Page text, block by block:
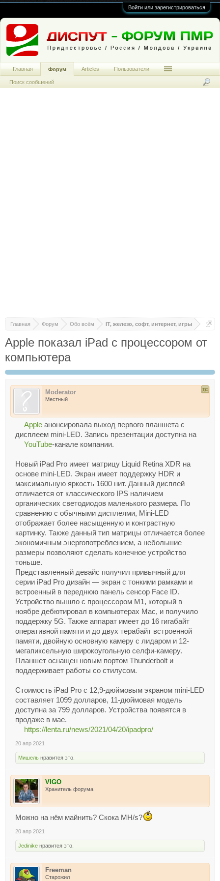
Войти или зарегистрироваться
Главная Форум Обо всём IT, железо, софт, интернет, игры
Apple показал iPad с процессором от
компьютера
Moderator
Местный
Apple анонсировала выход первого планшета с
дисплеем mini-LED. Запись презентации доступна на
YouTube-канале компании.
Новый iPad Pro имеет матрицу Liquid Retina XDR на
основе mini-LED. Экран имеет поддержку HDR и
максимальную яркость 1600 нит. Данный дисплей
отличается от классического IPS наличием
органических светодиодов маленького размера. По
сравнению с обычными дисплеями, Mini-LED
отображает более насыщенную и контрастную
картинку. Также данный тип матрицы отличается более
экономичным энергопотреблением, а небольшие
размеры позволяют сделать конечное устройство
тоньше.
Представленный девайс получил привычный для
серии iPad Pro дизайн — экран с тонкими рамками и
встроенный в переднюю панель сенсор Face ID.
Устройство вышло с процессором M1, который в
ноябре дебютировал в компьютерах Mac, и получило
поддержку 5G. Также аппарат имеет до 16 гигабайт
оперативной памяти и до двух терабайт встроенной
памяти, двойную основную камеру с лидаром и 12-
мегапиксельную широкоугольную селфи-камеру.
Планшет оснащен новым портом Thunderbolt и
поддерживает работы со стилусом.
Стоимость iPad Pro с 12,9-дюймовым экраном mini-LED
составляет 1099 долларов, 11-дюймовая модель
доступна за 799 долларов. Устройства появятся в
продаже в мае.
https://lenta.ru/news/2021/04/20/ipadpro/
20 апр 2021
Мишель нравится это.
VIGO
Хранитель форума
Можно на нём майнить? Скока MH/s?
20 апр 2021
Jedinike нравится это.
Freeman
Старожил
Главная Форум
Поиск сообщений
Articles Пользователи